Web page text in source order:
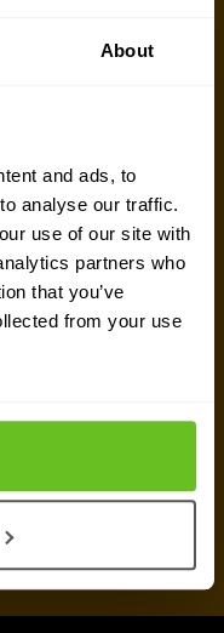
About
and ads, to
analyse our traffic.
use of our site with
partners who
that you’ve
from your use
Ci dalej.